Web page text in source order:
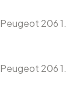
Peugeot 206
Peugeot 206